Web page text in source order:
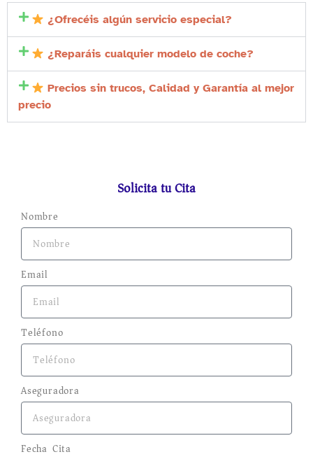
¿Ofrecéis algún servicio especial?
¿Reparáis cualquier modelo de coche?
Precios sin trucos, Calidad y Garantía al mejor
precio
Solicita tu Cita
Nombre
Email
Teléfono
Aseguradora
Fecha Cita